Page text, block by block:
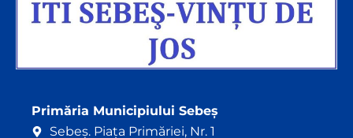
Primăria Municipiului Sebeș
Sebeș. Piața Primăriei, Nr. 1